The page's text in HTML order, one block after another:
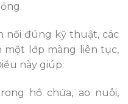
nối đúng kỹ thuật, các
một lớp màng liên tục,
này giúp:
hồ chứa, ao nuôi,